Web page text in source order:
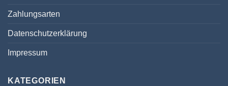
Zahlungsarten
Datenschutzerklärung
Impressum
KATEGORIEN